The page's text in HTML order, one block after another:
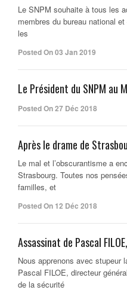
Le SNPM souhaite à tous les
membres du bureau national
les
Posted On 03 Jan 2019
Le Président du SNPM au
Posted On 27 Déc 2018
Après le drame de
Le mal et l’obscurantisme a
Strasbourg. Toutes nos
familles, et
Posted On 12 Déc 2018
Assassinat de Pascal
Nous apprenons avec stupeur
Pascal FILOE, directeur
de la sécurité